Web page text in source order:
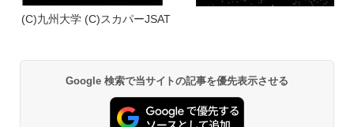
(C)九州大学 (C)スカパーJSAT
Google 検索で当サイトの記事を優先表示させる